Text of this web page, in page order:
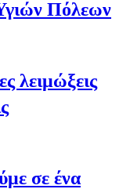
Πόλεων
λειμώξεις
σε ένα